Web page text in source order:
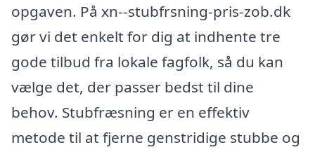
opgaven. På xn--stubfrsning-pris-zob.dk
gør vi det enkelt for dig at indhente tre
gode tilbud fra lokale fagfolk, så du kan
vælge det, der passer bedst til dine
behov. Stubfræsning er en effektiv
metode til at fjerne genstridige stubbe og